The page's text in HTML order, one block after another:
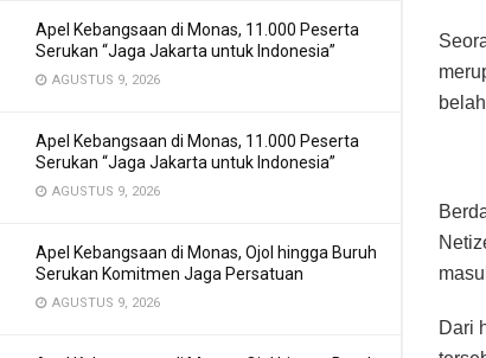
Apel Kebangsaan di Monas, 11.000 Peserta
Serukan “Jaga Jakarta untuk Indonesia”
AGUSTUS 9, 2026
Apel Kebangsaan di Monas, 11.000 Peserta
Serukan “Jaga Jakarta untuk Indonesia”
AGUSTUS 9, 2026
Apel Kebangsaan di Monas, Ojol hingga Buruh
Serukan Komitmen Jaga Persatuan
AGUSTUS 9, 2026
Dari